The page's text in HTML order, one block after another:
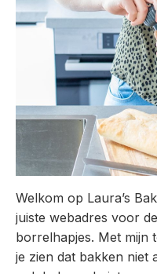
Welkom op Laura’s
juiste webadres voor
borrelhapjes. Met mijn
je zien dat bakken niet